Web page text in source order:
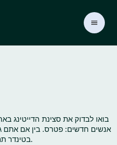
בואו לבדוק את סצינת הדייטינג
אנשים חדשים: פטרס. בין אם אתם
בטינדר תמצאו מלא מקומיים שנמצאים באזור.